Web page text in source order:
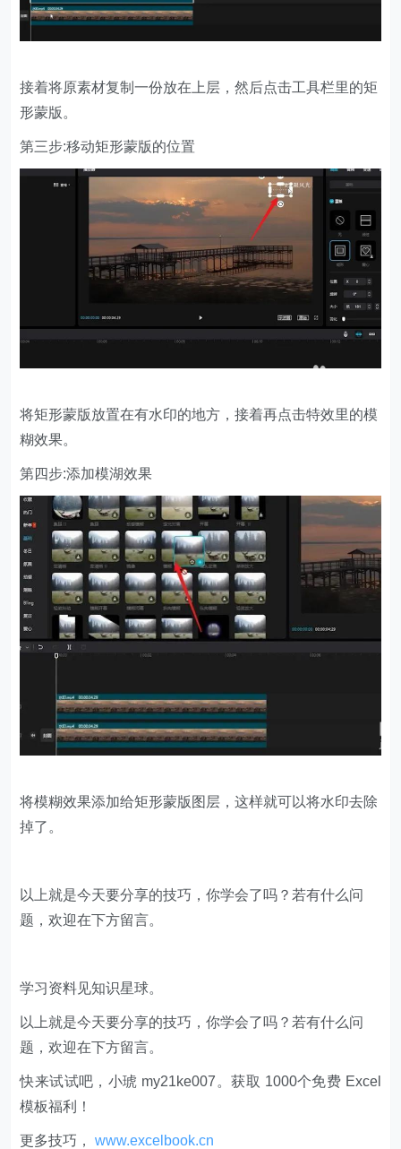
接着将原素材复制一份放在上层，然后点击工具栏里的矩
形蒙版。
第三步:移动矩形蒙版的位置
将矩形蒙版放置在有水印的地方，接着再点击特效里的模
糊效果。
第四步:添加模湖效果
将模糊效果添加给矩形蒙版图层，这样就可以将水印去除
掉了。
以上就是今天要分享的技巧，你学会了吗？若有什么问
题，欢迎在下方留言。
学习资料见知识星球。
以上就是今天要分享的技巧，你学会了吗？若有什么问
题，欢迎在下方留言。
快来试试吧，小琥 my21ke007。获取 1000个免费 Excel
模板福利​​​​！
更多技巧，www.excelbook.cn